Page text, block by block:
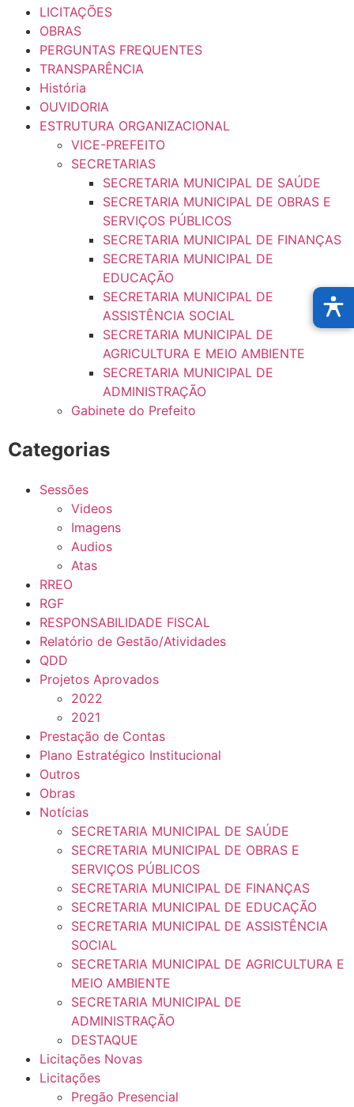
LICITAÇÕES
OBRAS
PERGUNTAS FREQUENTES
TRANSPARÊNCIA
História
OUVIDORIA
ESTRUTURA ORGANIZACIONAL
VICE-PREFEITO
SECRETARIAS
SECRETARIA MUNICIPAL DE SAÚDE
SECRETARIA MUNICIPAL DE OBRAS E
SERVIÇOS PÚBLICOS
SECRETARIA MUNICIPAL DE FINANÇAS
SECRETARIA MUNICIPAL DE
EDUCAÇÃO
SECRETARIA MUNICIPAL DE
ASSISTÊNCIA SOCIAL
SECRETARIA MUNICIPAL DE
AGRICULTURA E MEIO AMBIENTE
SECRETARIA MUNICIPAL DE
ADMINISTRAÇÃO
Gabinete do Prefeito
Categorias
Sessões
Videos
Imagens
Audios
Atas
RREO
RGF
RESPONSABILIDADE FISCAL
Relatório de Gestão/Atividades
QDD
Projetos Aprovados
2022
2021
Prestação de Contas
Plano Estratégico Institucional
Outros
Obras
Notícias
SECRETARIA MUNICIPAL DE SAÚDE
SECRETARIA MUNICIPAL DE OBRAS E
SERVIÇOS PÚBLICOS
SECRETARIA MUNICIPAL DE FINANÇAS
SECRETARIA MUNICIPAL DE EDUCAÇÃO
SECRETARIA MUNICIPAL DE ASSISTÊNCIA
SOCIAL
SECRETARIA MUNICIPAL DE AGRICULTURA E
MEIO AMBIENTE
SECRETARIA MUNICIPAL DE
ADMINISTRAÇÃO
DESTAQUE
Licitações Novas
Licitações
Pregão Presencial